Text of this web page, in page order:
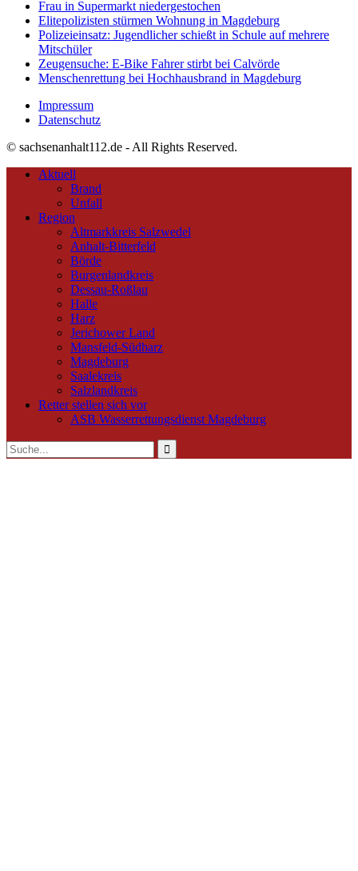
Frau in Supermarkt niedergestochen
Elitepolizisten stürmen Wohnung in Magdeburg
Polizeieinsatz: Jugendlicher schießt in Schule auf mehrere
Mitschüler
Zeugensuche: E-Bike Fahrer stirbt bei Calvörde
Menschenrettung bei Hochhausbrand in Magdeburg
Impressum
Datenschutz
© sachsenanhalt112.de - All Rights Reserved.
Aktuell
Brand
Unfall
Region
Altmarkkreis Salzwedel
Anhalt-Bitterfeld
Börde
Burgenlandkreis
Dessau-Roßlau
Halle
Harz
Jerichower Land
Mansfeld-Südharz
Magdeburg
Saalekreis
Salzlandkreis
Retter stellen sich vor
ASB Wasserrettungsdienst Magdeburg